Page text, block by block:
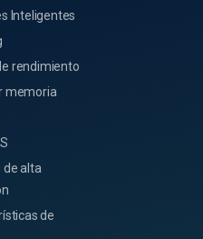
Inteligentes
rendimiento
memoria
de alta
de